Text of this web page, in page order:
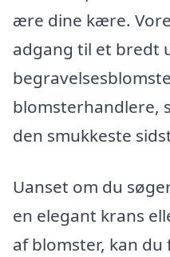
ære dine kære.
adgang til et bredt
blomsterhandlere,
den smukkeste
Uanset om du
en elegant krans
af blomster, kan du